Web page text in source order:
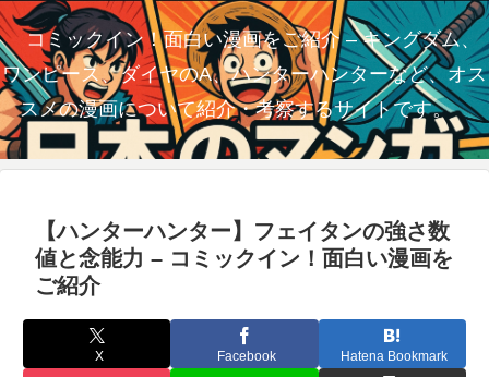
コミックイン！面白い漫画をご紹介 – キングダム、
ワンピース、ダイヤのA、ハンターハンターなど、オス
スメの漫画について紹介・考察するサイトです。
【ハンターハンター】フェイタンの強さ数
値と念能力 – コミックイン！面白い漫画を
ご紹介
X Facebook Hatena Bookmark